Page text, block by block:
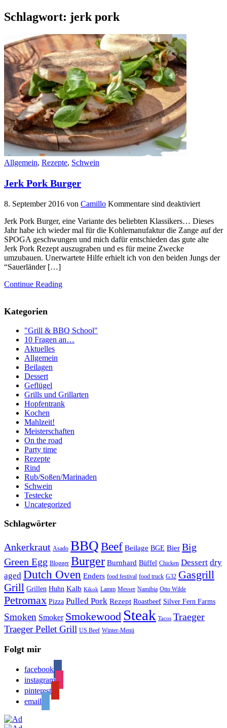
Schlagwort: jerk pork
Allgemein, Rezepte, Schwein
Jerk Pork Burger
8. September 2016 von Camillo Kommentare sind deaktiviert
Jerk Pork Burger, eine Variante des beliebten Klassikers… Dieses
Jahr habe ich wieder mal für die Kohlemanufaktur die Zange auf der
SPOGA geschwungen und mich dafür entschieden das gute alte
Jerk Pork Rezept auszugraben und es für meine Zwecke
umzubauen. Unerwartete Hilfe erhielt ich von den beiden Jungs der
“Sauerländer […]
Continue Reading
Kategorien
"Grill & BBQ School"
10 Fragen an…
Aktuelles
Allgemein
Beilagen
Dessert
Geflügel
Grills und Grillarten
Hopfentrank
Kochen
Mahlzeit!
Meisterschaften
On the road
Party time
Rezepte
Rind
Rub/Soßen/Marinaden
Schwein
Testecke
Uncategorized
Schlagwörter
Ankerkraut Asado BBQBeef Beilage BGE Bier Big
Green Egg Blogger Burger Burnhard Büffel Chicken Dessert dry
aged Dutch Oven Enders food festival food truck G32 Gasgrill
Grill Grillen Huhn Kalb Kikok Lamm Messer Namibia Otto Wilde
Petromax Pizza Pulled Pork Rezept Roastbeef Silver Fern Farms
Smoken Smoker Smokewood Steak Tacos Traeger
Traeger Pellet Grill US Beef Winter-Menü
Folgt mir
facebook
instagram
pinterest
email